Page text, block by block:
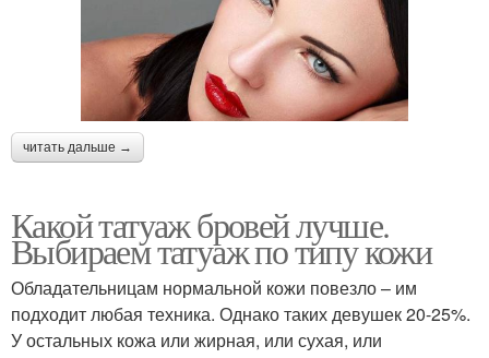
читать дальше →
Какой татуаж бровей лучше.
Выбираем татуаж по типу кожи
Обладательницам нормальной кожи повезло – им
подходит любая техника. Однако таких девушек 20-25%.
У остальных кожа или жирная, или сухая, или